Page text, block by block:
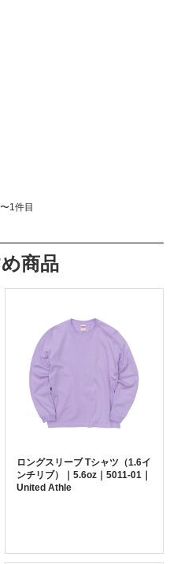
1件目
商品
ロングスリーブ Tシャツ（1.6イ
ンチリブ）｜5.6oz｜5011-01｜
United Athle